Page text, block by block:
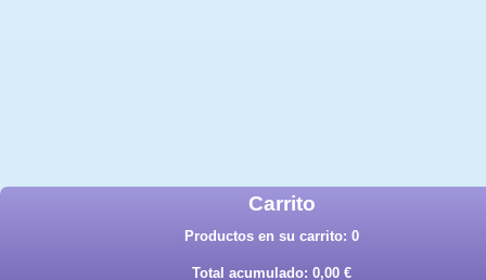
Carrito
Productos en su carrito: 0
Total acumulado: 0,00 €